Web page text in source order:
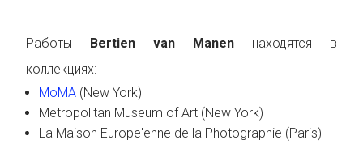
Работы Bertien van Manen находятся в
коллекциях:
MoMA (New York)
Metropolitan Museum of Art (New York)
La Maison Europe'enne de la Photographie (Paris)